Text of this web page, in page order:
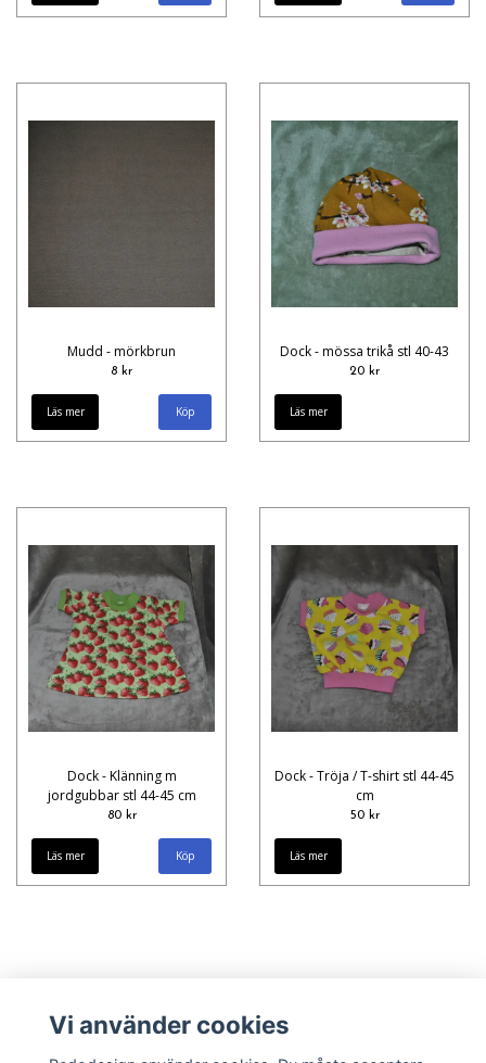
Mudd - mörkbrun
8 kr
Läs mer
Dock - mössa trikå stl 40-43
20 kr
Läs mer
Dock - Klänning m
jordgubbar stl 44-45 cm
80 kr
Läs mer
Dock - Tröja / T-shirt stl 44-45
cm
50 kr
Läs mer
Vi använder cookies